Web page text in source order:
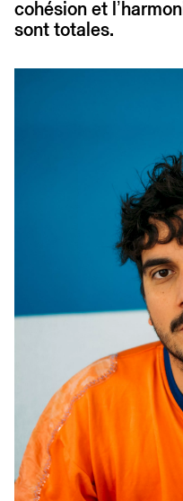
cohésion et
sont totales.